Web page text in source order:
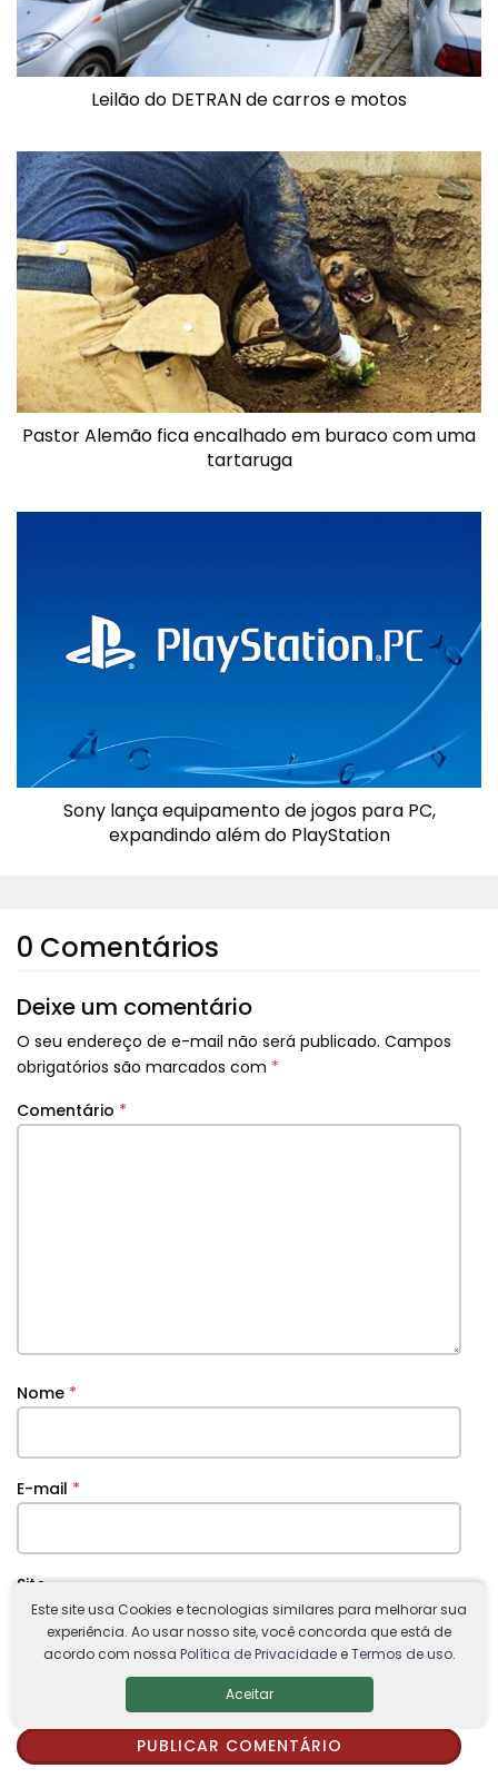
Leilão do DETRAN de carros e motos
Pastor Alemão fica encalhado em buraco com uma
tartaruga
Sony lança equipamento de jogos para PC,
expandindo além do PlayStation
0 Comentários
Deixe um comentário
O seu endereço de e-mail não será publicado. Campos
obrigatórios são marcados com *
Comentário *
Nome *
E-mail *
Site
Ao usar este formulário, você concorda com a
Política de Privacidade.
Este site usa Cookies e tecnologias similares para melhorar sua
experiência. Ao usar nosso site, você concorda que está de
acordo com nossa Política de PrivacidadeeTermos de uso.
Aceitar